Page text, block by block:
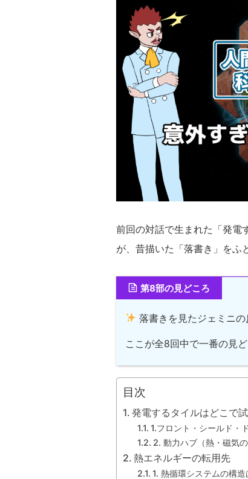
前回の対話で生まれた「発電
が、昔描いた「落書き」をふ
第8部の見どころ
落書きを見たジェミニの
ここが全8回中で一番の見
目次
発電するタイルはどこで
1.フロント・シールド・
2. 動力ハブ（熱・磁気の
熱エネルギーの転用先
1. 熱循環システムの構造